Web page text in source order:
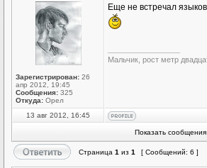
Зарегистрирован: 26
апр 2012, 19:45
Сообщения: 325
Откуда: Орел
Еще не встречал
Мальчик, рост метр
13 авг 2012, 16:45
Показать сообщения
Страница 1 из 1 [ Сообщений: 6 ]